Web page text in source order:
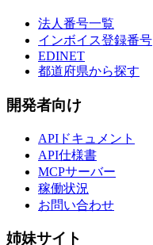
法人番号一覧
インボイス登録番号
EDINET
都道府県から探す
開発者向け
APIドキュメント
API仕様書
MCPサーバー
稼働状況
お問い合わせ
姉妹サイト